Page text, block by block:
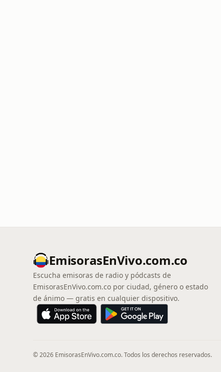
EmisorasEnVivo.com.co
Escucha emisoras de radio y pódcasts de
EmisorasEnVivo.com.co por ciudad, género o estado
de ánimo — gratis en cualquier dispositivo.
© 2026 EmisorasEnVivo.com.co. Todos los derechos reservados.